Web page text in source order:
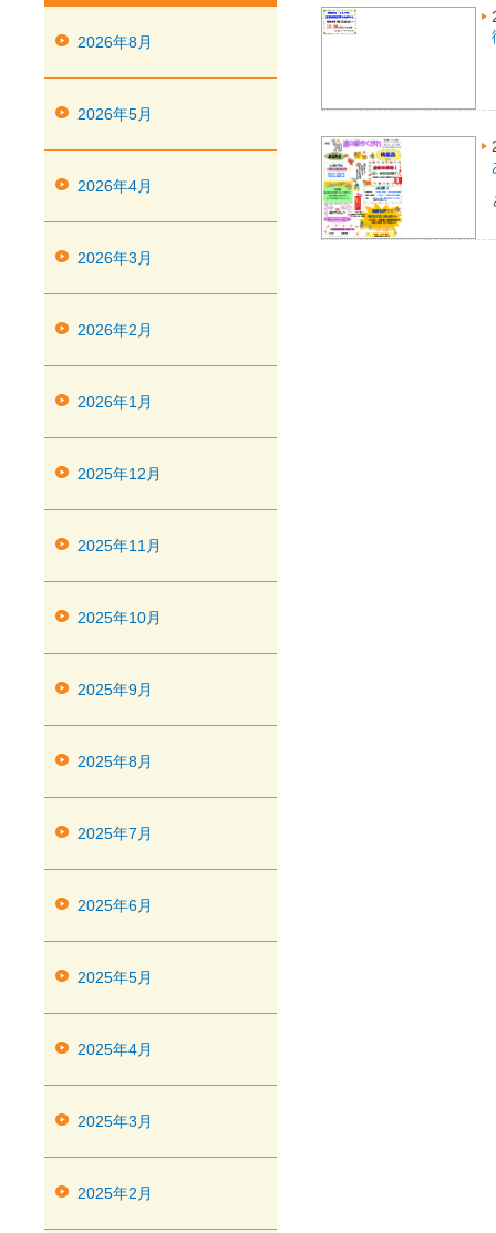
2026年8月
2026年5月
2026年4月
2026年3月
2026年2月
2026年1月
2025年12月
2025年11月
2025年10月
2025年9月
2025年8月
2025年7月
2025年6月
2025年5月
2025年4月
2025年3月
2025年2月